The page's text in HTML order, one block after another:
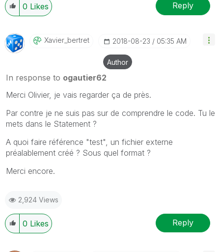
0 Likes Reply
Xavier_bertret ‎2018-08-23 05:35 AM
Author
In response to ogautier62
Merci Olivier, je vais regarder ça de près.
Par contre je ne suis pas sur de comprendre le code. Tu le
mets dans le Statement ?
A quoi faire référence "test", un fichier externe
préalablement créé ? Sous quel format ?
Merci encore.
2,924 Views
0 Likes Reply